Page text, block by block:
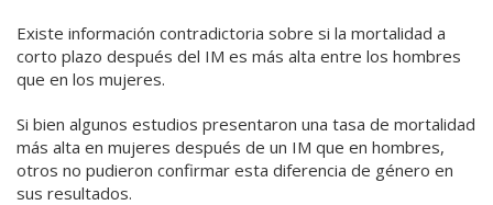
Existe información contradictoria sobre si la mortalidad a
corto plazo después del IM es más alta entre los hombres
que en los mujeres.
Si bien algunos estudios presentaron una tasa de mortalidad
más alta en mujeres después de un IM que en hombres,
otros no pudieron confirmar esta diferencia de género en
sus resultados.